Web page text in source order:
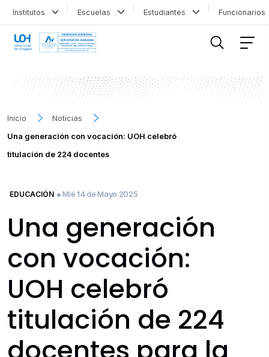
Institutos Escuelas Estudiantes
Inicio
Noticias
Una generación con vocación: UOH celebró
titulación de 224 docentes
EDUCACIÓN ● Mié 14 de Mayo 2025
Una generación
con vocación:
UOH celebró
titulación de 224